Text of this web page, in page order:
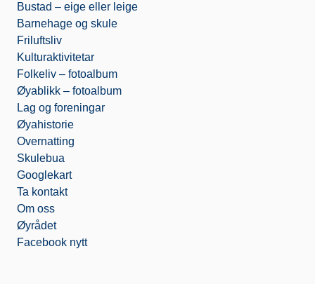
Bustad – eige eller leige
Barnehage og skule
Friluftsliv
Kulturaktivitetar
Folkeliv – fotoalbum
Øyablikk – fotoalbum
Lag og foreningar
Øyahistorie
Overnatting
Skulebua
Googlekart
Ta kontakt
Om oss
Øyrådet
Facebook nytt